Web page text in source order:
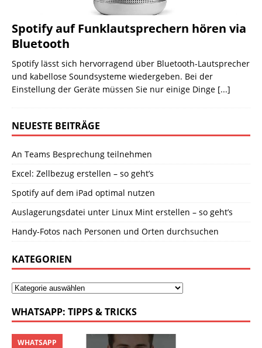
Spotify auf Funklautsprechern hören via
Bluetooth
Spotify lässt sich hervorragend über Bluetooth-Lautsprecher
und kabellose Soundsysteme wiedergeben. Bei der
Einstellung der Geräte müssen Sie nur einige Dinge [...]
NEUESTE BEITRÄGE
An Teams Besprechung teilnehmen
Excel: Zellbezug erstellen – so geht’s
Spotify auf dem iPad optimal nutzen
Auslagerungsdatei unter Linux Mint erstellen – so geht’s
Handy-Fotos nach Personen und Orten durchsuchen
KATEGORIEN
WHATSAPP: TIPPS & TRICKS
WHATSAPP